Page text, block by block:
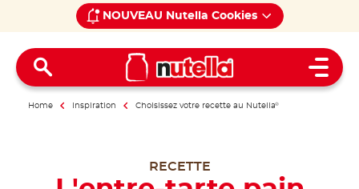
NOUVEAU Nutella Cookies
Open
Home Inspiration Choisissez votre recette au Nutella®
RECETTE